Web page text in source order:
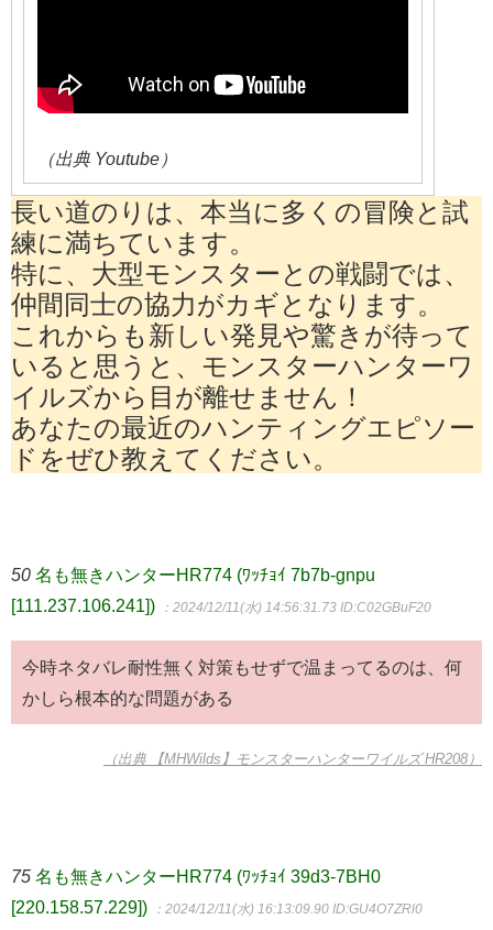
（出典 Youtube）
長い道のりは、本当に多くの冒険と試
練に満ちています。
特に、大型モンスターとの戦闘では、
仲間同士の協力がカギとなります。
これからも新しい発見や驚きが待って
いると思うと、モンスターハンターワ
イルズから目が離せません！
あなたの最近のハンティングエピソー
ドをぜひ教えてください。
50 名も無きハンターHR774 (ﾜｯﾁｮｲ 7b7b-gnpu
[111.237.106.241])
：2024/12/11(水) 14:56:31.73 ID:C02GBuF20
今時ネタバレ耐性無く対策もせずで温まってるのは、何
かしら根本的な問題がある
（出典 【MHWilds】モンスターハンターワイルズ HR208）
75 名も無きハンターHR774 (ﾜｯﾁｮｲ 39d3-7BH0
[220.158.57.229])
：2024/12/11(水) 16:13:09.90 ID:GU4O7ZRl0